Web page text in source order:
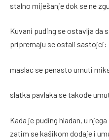
stalno miješanje dok se ne
Kuvani puding se ostavlja da
pripremaju se ostali sastojci:
maslac se penasto umuti
slatka pavlaka se takođe
Kada je puding hladan, u
zatim se kašikom dodaje i